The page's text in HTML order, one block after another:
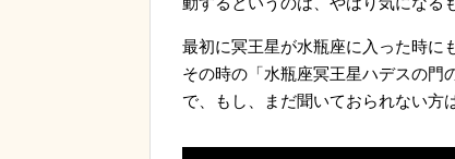
最初に冥王星が水瓶座に入った時に
その時の「水瓶座冥王星ハデスの門
で、もし、まだ聞いておられない